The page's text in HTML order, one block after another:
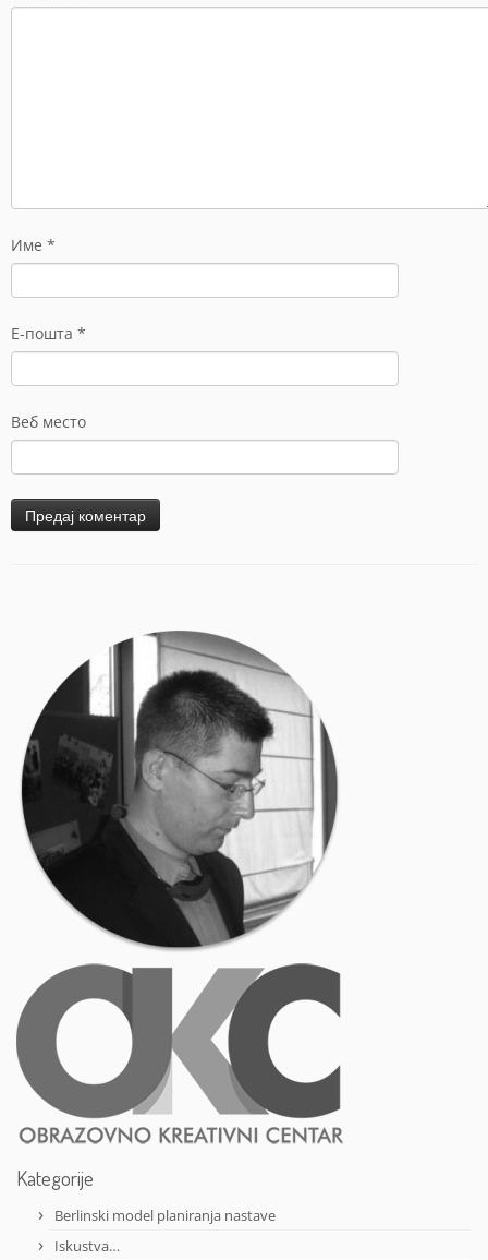
Име *
Е-пошта *
Веб место
Kategorije
Berlinski model planiranja nastave
Iskustva…